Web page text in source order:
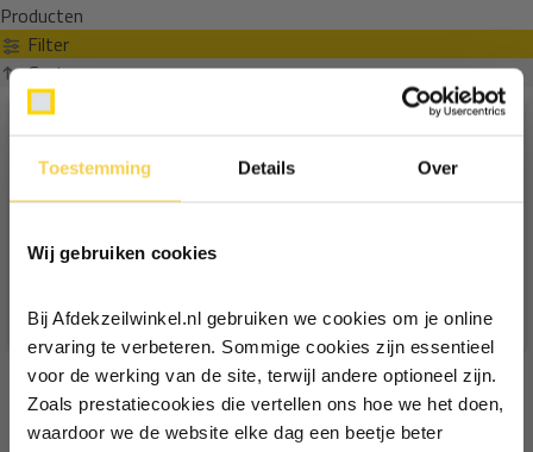
Toestemming Details Over
Wij gebruiken cookies
Bij Afdekzeilwinkel.nl gebruiken we cookies om je online
ervaring te verbeteren. Sommige cookies zijn essentieel
voor de werking van de site, terwijl andere optioneel zijn.
Zoals prestatiecookies die vertellen ons hoe we het doen,
waardoor we de website elke dag een beetje beter
Producten
Filter
Sorteren op
Ontvang €5,- korting!
Schrijf je in voor de nieuwsbrief en
Vul je e-mailadres in‍⁪⁪
Particulier Zakelijk